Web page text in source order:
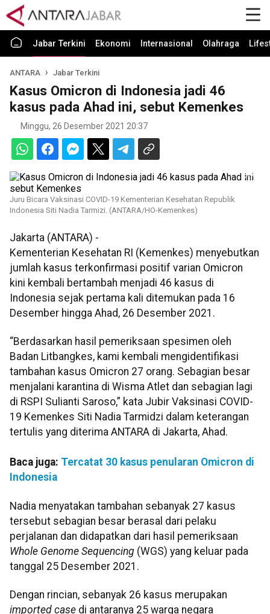
Jabar Terkini Ekonomi Internasional Olahraga
ANTARA Jabar Terkini
Kasus Omicron di Indonesia jadi 46
kasus pada Ahad ini, sebut Kemenkes
Minggu, 26 Desember 2021 20:37
Juru Bicara Vaksinasi COVID-19 Kementerian Kesehatan Republik
Indonesia Siti Nadia Tarmizi. (ANTARA/HO-Kemenkes)
Jakarta (ANTARA) -
Kementerian Kesehatan RI (Kemenkes) menyebutkan
jumlah kasus terkonfirmasi positif varian Omicron
kini kembali bertambah menjadi 46 kasus di
Indonesia sejak pertama kali ditemukan pada 16
Desember hingga Ahad, 26 Desember 2021.
“Berdasarkan hasil pemeriksaan spesimen oleh
Badan Litbangkes, kami kembali mengidentifikasi
tambahan kasus Omicron 27 orang. Sebagian besar
menjalani karantina di Wisma Atlet dan sebagian lagi
di RSPI Sulianti Saroso,” kata Jubir Vaksinasi COVID-
19 Kemenkes Siti Nadia Tarmidzi dalam keterangan
tertulis yang diterima ANTARA di Jakarta, Ahad.
Baca juga: Tercatat 30 kasus penularan Omicron di
Indonesia
Nadia menyatakan tambahan sebanyak 27 kasus
tersebut sebagian besar berasal dari pelaku
perjalanan dan didapatkan dari hasil pemeriksaan
Whole Genome Sequencing (WGS) yang keluar pada
tanggal 25 Desember 2021.
Dengan rincian, sebanyak 26 kasus merupakan
imported case di antaranya 25 warga negara